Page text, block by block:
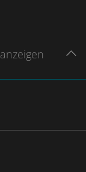
anzeigen